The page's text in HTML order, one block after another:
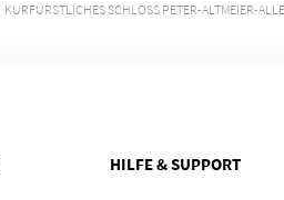
KURFÜRSTLICHES SCHLOSS PETER-ALTMEIER-
HILFE & SUPPORT